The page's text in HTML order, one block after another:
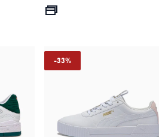
-33%